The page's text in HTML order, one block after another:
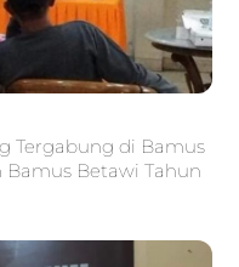
Tergabung di Bamus
Betawi Tahun